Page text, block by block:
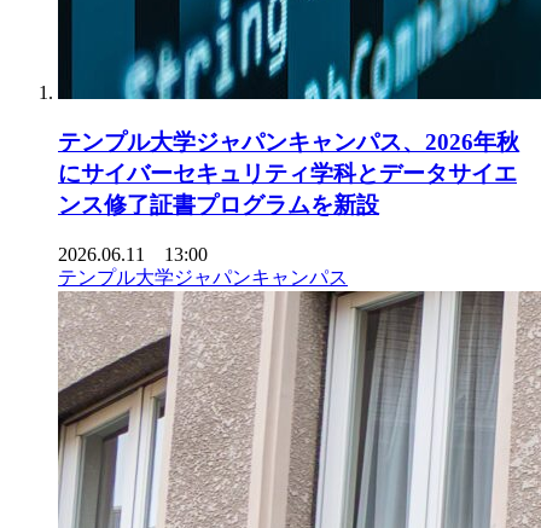
テンプル大学ジャパンキャンパス、2026年秋
にサイバーセキュリティ学科とデータサイエ
ンス修了証書プログラムを新設
2026.06.11 13:00
テンプル大学ジャパンキャンパス